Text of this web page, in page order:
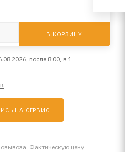
В КОРЗИНУ
после 8:00, в 1
НА СЕРВИС
Фактическую цену